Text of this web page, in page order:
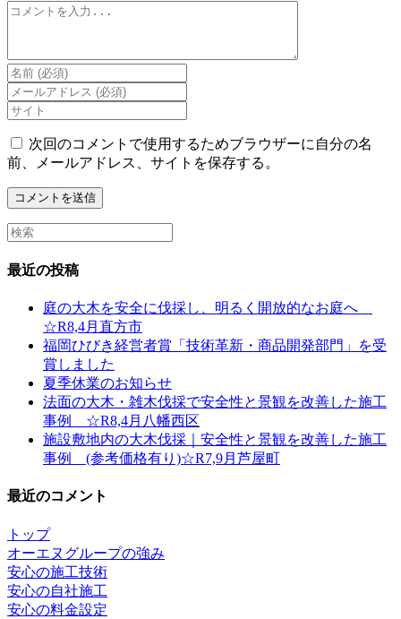
コ
ト
Enter
your
name
or
username
to
comment
Enter
your
email
address
to
comment
Enter
your
website
URL
(optional)
次回のコメントで使用するためブラウザーに自分の名
前、メールアドレス、サイトを保存する。
Search
this
website
最近の投稿
庭の大木を安全に伐採し、明るく開放的なお庭へ
☆R8,4月直方市
福岡ひびき経営者賞「技術革新・商品開発部門」を受
賞しました
夏季休業のお知らせ
法面の大木・雑木伐採で安全性と景観を改善した施工
事例 ☆R8,4月八幡西区
施設敷地内の大木伐採｜安全性と景観を改善した施工
事例 (参考価格有り)☆R7,9月芦屋町
最近のコメント
トップ
オーエヌグループの強み
安心の施工技術
安心の自社施工
安心の料金設定